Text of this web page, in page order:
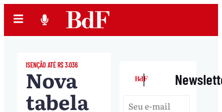
ISENÇÃO ATÉ R$ 3.036
Nova
tabela
|